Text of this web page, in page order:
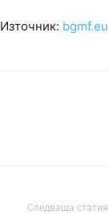
Източник: bgmf.eu
Следваща статия